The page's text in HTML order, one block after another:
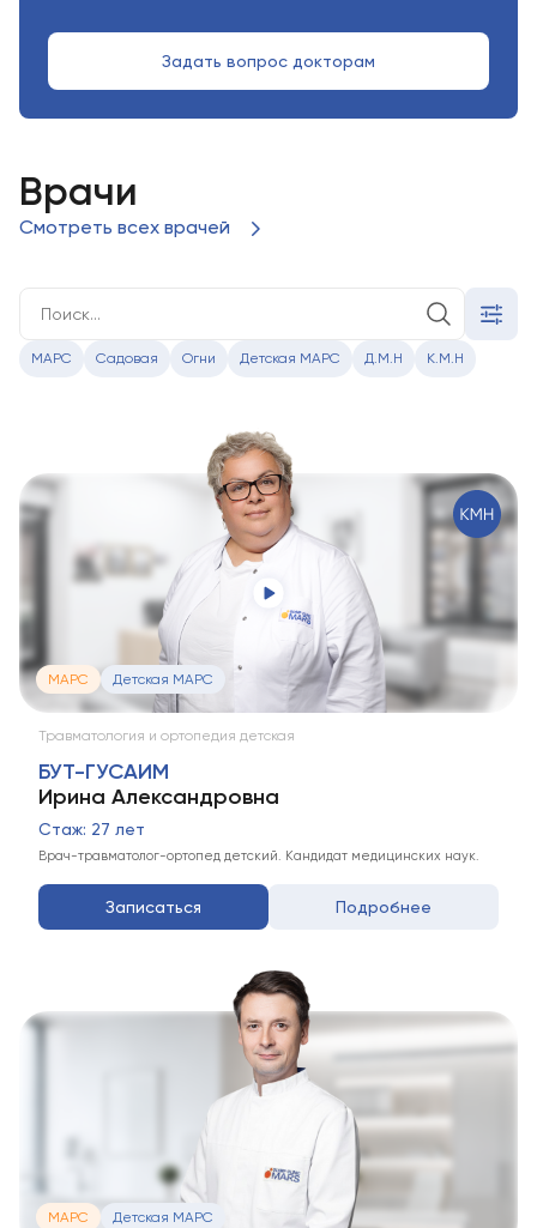
Задать вопрос докторам
Врачи
Смотреть всех врачей
МАРС Садовая Огни Детская МАРС Д.М.Н К.М.Н
МАРС Детская МАРС
Травматология и ортопедия детская
БУТ-ГУСАИМ
Ирина Александровна
Стаж: 27 лет
Врач-травматолог-ортопед детский. Кандидат медицинских наук.
Записаться Подробнее
МАРС Детская МАРС